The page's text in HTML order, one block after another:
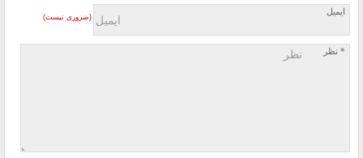
ایمیل
(ضروری نیست)
* نظر